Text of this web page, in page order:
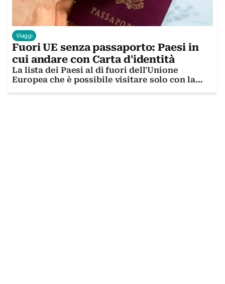
Viaggi
Fuori UE senza passaporto: Paesi in
cui andare con Carta d'identità
La lista dei Paesi al di fuori dell'Unione
Europea che è possibile visitare solo con la